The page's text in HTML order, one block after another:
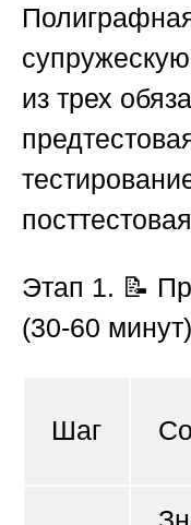
из трех
Этап 1. 📝
(30-60 минут)
Шаг